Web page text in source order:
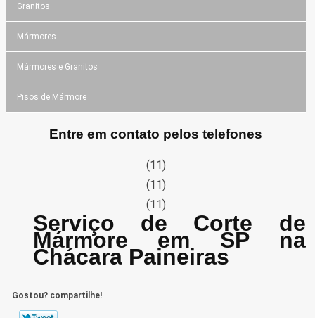
Granitos
Mármores
Mármores e Granitos
Pisos de Mármore
Entre em contato pelos telefones
(11)
(11)
(11)
Serviço de Corte de
Mármore em SP na
Chácara Paineiras
Gostou? compartilhe!